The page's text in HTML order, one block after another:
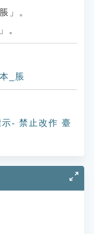
」。
。
_脹
- 禁止改作 臺